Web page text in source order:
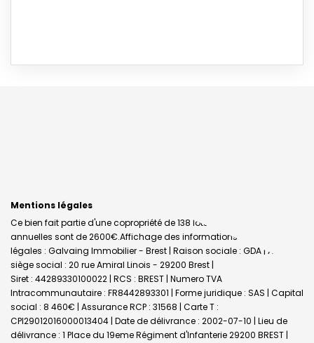
Mentions légales
Ce bien fait partie d'une copropriété de 138 lots.Les charges
annuelles sont de 2600€.Affichage des informations
légales : Galvaing Immobilier - Brest | Raison sociale : GDA | Adresse
siège social : 20 rue Amiral Linois - 29200 Brest |
Siret : 44289330100022 | RCS : BREST | Numero TVA
Intracommunautaire : FR8442893301 | Forme juridique : SAS | Capital
social : 8 460€ | Assurance RCP : 31568 | Carte T :
CPI29012016000013404 | Date de délivrance : 2002-07-10 | Lieu de
délivrance : 1 Place du 19eme Régiment d'Infanterie 29200 BREST |